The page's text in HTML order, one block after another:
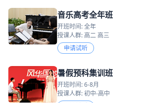
音乐高考全年班
开班时间: 全年
授课人群: 高二 高三
申请试听
暑假预科集训班
开班时间: 6-8月
授课人群: 初中-高中